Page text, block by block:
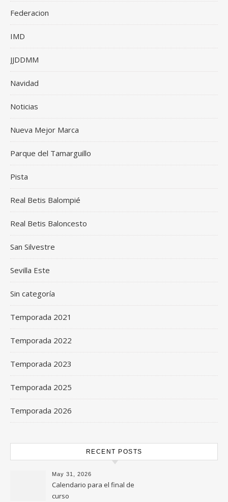
Federacion
IMD
JJDDMM
Navidad
Noticias
Nueva Mejor Marca
Parque del Tamarguillo
Pista
Real Betis Balompié
Real Betis Baloncesto
San Silvestre
Sevilla Este
Sin categoría
Temporada 2021
Temporada 2022
Temporada 2023
Temporada 2025
Temporada 2026
RECENT POSTS
May 31, 2026
Calendario para el final de
curso